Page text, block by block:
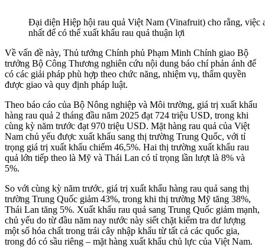
Đại diện Hiệp hội rau quả Việt Nam (Vinafruit) cho rằng, việc
nhất để có thể xuất khẩu rau quả thuận lợi
Về vấn đề này, Thủ tướng Chính phủ Phạm Minh Chính giao Bộ
trưởng Bộ Công Thương nghiên cứu nội dung báo chí phản ánh để
có các giải pháp phù hợp theo chức năng, nhiệm vụ, thẩm quyền
được giao và quy định pháp luật.
Theo báo cáo của Bộ Nông nghiệp và Môi trường, giá trị xuất khẩu
hàng rau quả 2 tháng đầu năm 2025 đạt 724 triệu USD, trong khi
cùng kỳ năm trước đạt 970 triệu USD. Mặt hàng rau quả của Việt
Nam chủ yếu được xuất khẩu sang thị trường Trung Quốc, với tỉ
trọng giá trị xuất khẩu chiếm 46,5%. Hai thị trường xuất khẩu rau
quả lớn tiếp theo là Mỹ và Thái Lan có tỉ trọng lần lượt là 8% và
5%.
So với cùng kỳ năm trước, giá trị xuất khẩu hàng rau quả sang thị
trường Trung Quốc giảm 43%, trong khi thị trường Mỹ tăng 38%,
Thái Lan tăng 5%. Xuất khẩu rau quả sang Trung Quốc giảm mạnh,
chủ yếu do từ đầu năm nay nước này siết chặt kiểm tra dư lượng
một số hóa chất trong trái cây nhập khẩu từ tất cả các quốc gia,
trong đó có sầu riêng – mặt hàng xuất khẩu chủ lực của Việt Nam.